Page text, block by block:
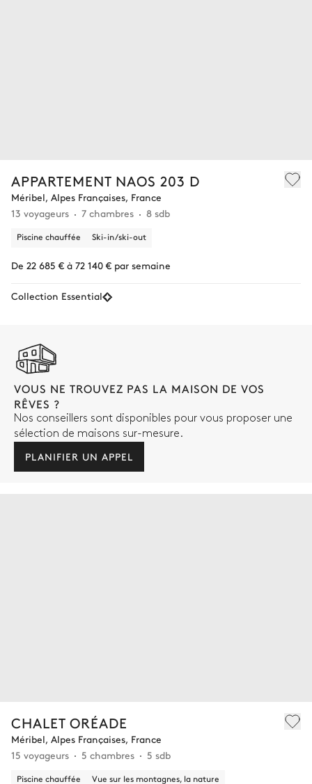
APPARTEMENT NAOS 203 D
Méribel, Alpes Françaises, France
13 voyageurs
7 chambres 8 sdb
Piscine chauffée Ski-in/ski-out
De 22 685 € à 72 140 € par semaine
Collection Essential
VOUS NE TROUVEZ PAS LA MAISON DE VOS
RÊVES ?
Nos conseillers sont disponibles pour vous proposer une
sélection de maisons sur-mesure.
PLANIFIER UN APPEL
CHALET ORÉADE
Méribel, Alpes Françaises, France
15 voyageurs
5 chambres 5 sdb
Piscine chauffée Vue sur les montagnes, la nature